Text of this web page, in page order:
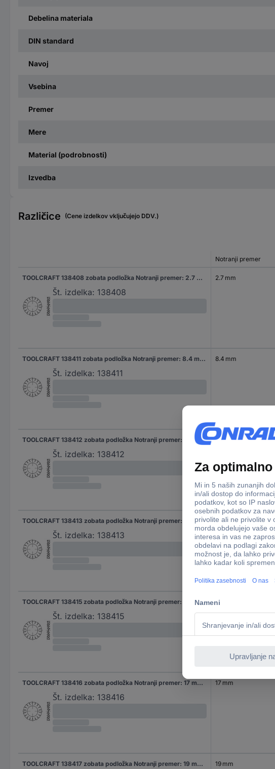
Debelina materiala
DIN standard
Navoj
Vsebina
Premer
Mere
Material (podrobnosti)
Izvedba
Različice (Cene izdelkov vključujejo DDV.)
Notranji premer
TOOLCRAFT 138408 zobata podložka Notranji premer: 2.7 mm DIN 6798 vzmetno jeklo 500 kos
Št. izdelka: 138408
2.7 mm
TOOLCRAFT 138411 zobata podložka Notranji premer: 8.4 mm DIN 6798 vzmetno jeklo 250 kos
Št. izdelka: 138411
8.4 mm
TOOLCRAFT 138412 zobata podložka Notranji premer: 10.5 mm DIN 6798 vzmetno jeklo 250 kos
Št. izdelka: 138412
10.5 mm
TOOLCRAFT 138413 zobata podložka Notranji premer: 13 mm DIN 6798 vzmetno jeklo 100 kos
Št. izdelka: 138413
13 mm
TOOLCRAFT 138415 zobata podložka Notranji premer: 15 mm DIN 6798 vzmetno jeklo 100 kos
Št. izdelka: 138415
15 mm
TOOLCRAFT 138416 zobata podložka Notranji premer: 17 mm DIN 6798 vzmetno jeklo 100 kos
Št. izdelka: 138416
17 mm
TOOLCRAFT 138417 zobata podložka Notranji premer: 19 mm DIN 6798 vzmetno jeklo 100 kos 19 mm